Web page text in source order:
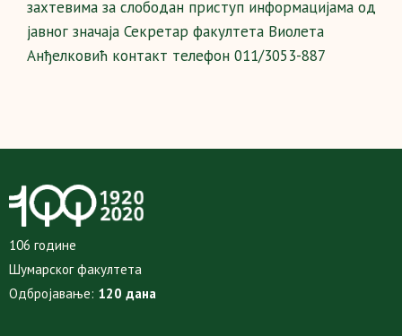
захтевима за слободан приступ информацијама од
јавног значаја Секретар факултета Виолета
Анђелковић контакт телефон 011/3053-887
106 године
Шумарског факултета
Одбројавање: 120 дана